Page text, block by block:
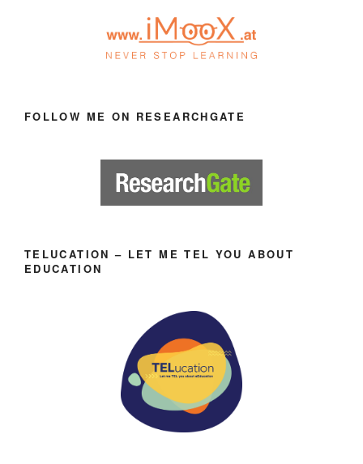
FOLLOW ME ON RESEARCHGATE
TELUCATION – LET ME TEL YOU ABOUT
EDUCATION